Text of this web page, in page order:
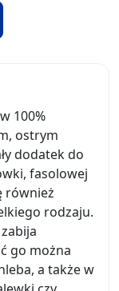
100%
ostrym
dodatek do
fasolowej
również
rodzaju.
go można
a także w